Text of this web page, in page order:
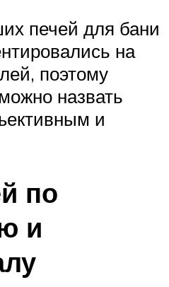
печей для бани
на
поэтому
назвать
и
по
и